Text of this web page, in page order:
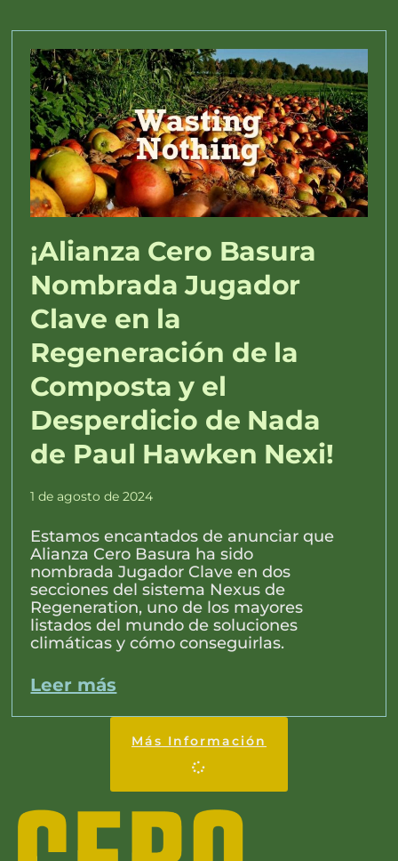
¡Alianza Cero Basura
Nombrada Jugador
Clave en la
Regeneración de la
Composta y el
Desperdicio de Nada
de Paul Hawken Nexi!
1 de agosto de 2024
Estamos encantados de anunciar que
Alianza Cero Basura ha sido
nombrada Jugador Clave en dos
secciones del sistema Nexus de
Regeneration, uno de los mayores
listados del mundo de soluciones
climáticas y cómo conseguirlas.
Leer más
Más Información